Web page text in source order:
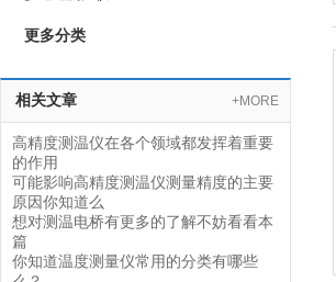
更多分类
相关文章 +MORE
高精度测温仪在各个领域都发挥着重要
的作用
可能影响高精度测温仪测量精度的主要
原因你知道么
想对测温电桥有更多的了解不妨看看本
篇
你知道温度测量仪常用的分类有哪些